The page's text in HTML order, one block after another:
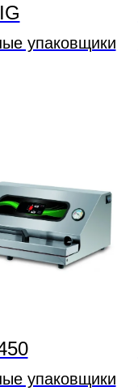
упаковщики
упаковщики